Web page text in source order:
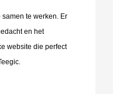
te werken. Er
en het
website die perfect
samen te werken. Er